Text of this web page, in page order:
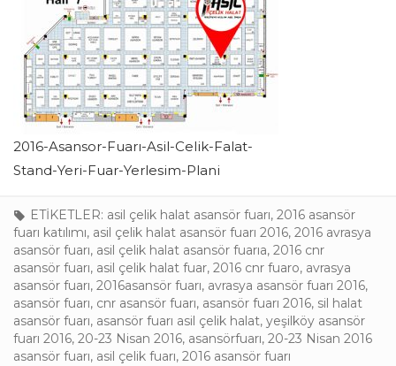
2016-Asansor-Fuarı-Asil-Celik-Falat-
Stand-Yeri-Fuar-Yerlesim-Plani
ETİKETLER: asil çelik halat asansör fuarı, 2016 asansör
fuarı katılımı, asil çelik halat asansör fuarı 2016, 2016 avrasya
asansör fuarı, asil çelik halat asansör fuarıa, 2016 cnr
asansör fuarı, asil çelik halat fuar, 2016 cnr fuaro, avrasya
asansör fuarı, 2016asansör fuarı, avrasya asansör fuarı 2016,
asansör fuarı, cnr asansör fuarı, asansör fuarı 2016, sil halat
asansör fuarı, asansör fuarı asil çelik halat, yeşilköy asansör
fuarı 2016, 20-23 Nisan 2016, asansörfuarı, 20-23 Nisan 2016
asansör fuarı, asil çelik fuarı, 2016 asansör fuarı